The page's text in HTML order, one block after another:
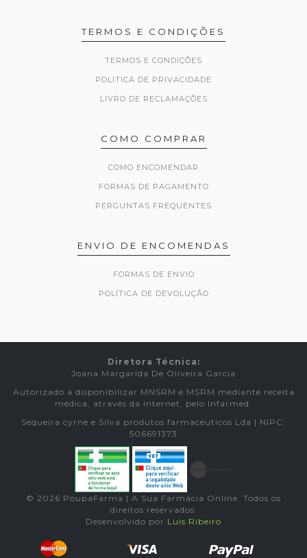
TERMOS E CONDIÇÕES
TERMOS E CONDIÇÕES
POLITICA DE PRIVACIDADE
LIVRO DE RECLAMAÇÕES
COMO COMPRAR
COMO ENCOMENDAR
FORMAS DE PAGAMENTO
PERGUNTAS FREQUENTES
ENVIO DE ENCOMENDAS
FORMAS DE ENVIO
POLÍTICA DE DEVOLUÇÃO
Diretora Técnica:
Joana Margarida De Oliveira Garcia
Autorizado a disponibilizar MNSRM e MSRM mediante receita
médica, através da Internet, pelo Infarmed.
Sequeira cyrne e Silva produtos farmacêuticos Lda | NIPC:
506691373
© 2026 PoupaFarma | A Sua Farmácia Online. Todos os
direitos reservados.
Desenvolvido por Luis Ribeiro